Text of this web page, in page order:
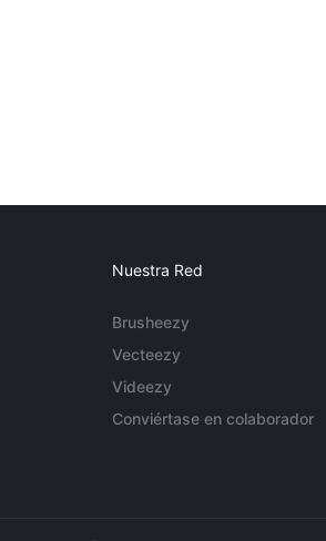
Nuestra Red
Brusheezy
Vecteezy
Videezy
Conviértase en colaborador